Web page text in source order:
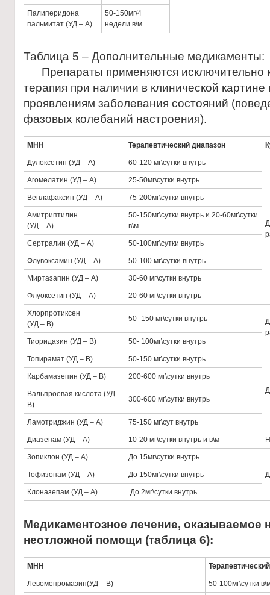
Палиперидона
пальмитат (УД – А)
50-150мг/4
недели в\м
Таблица 5 – Дополнительные медикаменты:
Препараты применяются исключительно
терапия при наличии в клинической
проявлениям заболевания состояний
фазовых колебаний настроения).
МНН Терапевтический диапазон
Дулоксетин (УД – А) 60-120 мг\сутки внутрь
Агомелатин (УД – А) 25-50мг\сутки внутрь
Венлафаксин (УД – А) 75-200мг\сутки внутрь
Амитриптилин
(УД – А)
50-150мг\сутки внутрь и 20-60мг\сутки
в\м
Сертралин (УД – А) 50-100мг\сутки внутрь
Флувоксамин (УД – А) 50-100 мг\сутки внутрь
Миртазапин (УД – А) 30-60 мг\сутки внутрь
Флуоксетин (УД – А) 20-60 мг\сутки внутрь
Хлорпротиксен
(УД – В)
50- 150 мг\сутки внутрь
Тиоридазин (УД – В)
50- 100мг\сутки внутрь
Топирамат (УД – В) 50-150 мг\сутки внутрь
Карбамазепин (УД – В) 200-600 мг\сутки внутрь
Вальпроевая кислота (УД –
В)
300-600 мг\сутки внутрь
Ламотриджин (УД – А) 75-150 мг\сут внутрь
Диазепам (УД – А) 10-20 мг\сутки внутрь и в\м
Зопиклон (УД – А) До 15мг\сутки внутрь
Тофизопам (УД – А) До 150мг\сутки внутрь
Клоназепам (УД – А) До 2мг\сутки внутрь
Медикаментозное лечение, оказываемое
неотложной помощи (таблица 6):
МНН
Левомепромазин(УД – В) 50-100мг\сутки